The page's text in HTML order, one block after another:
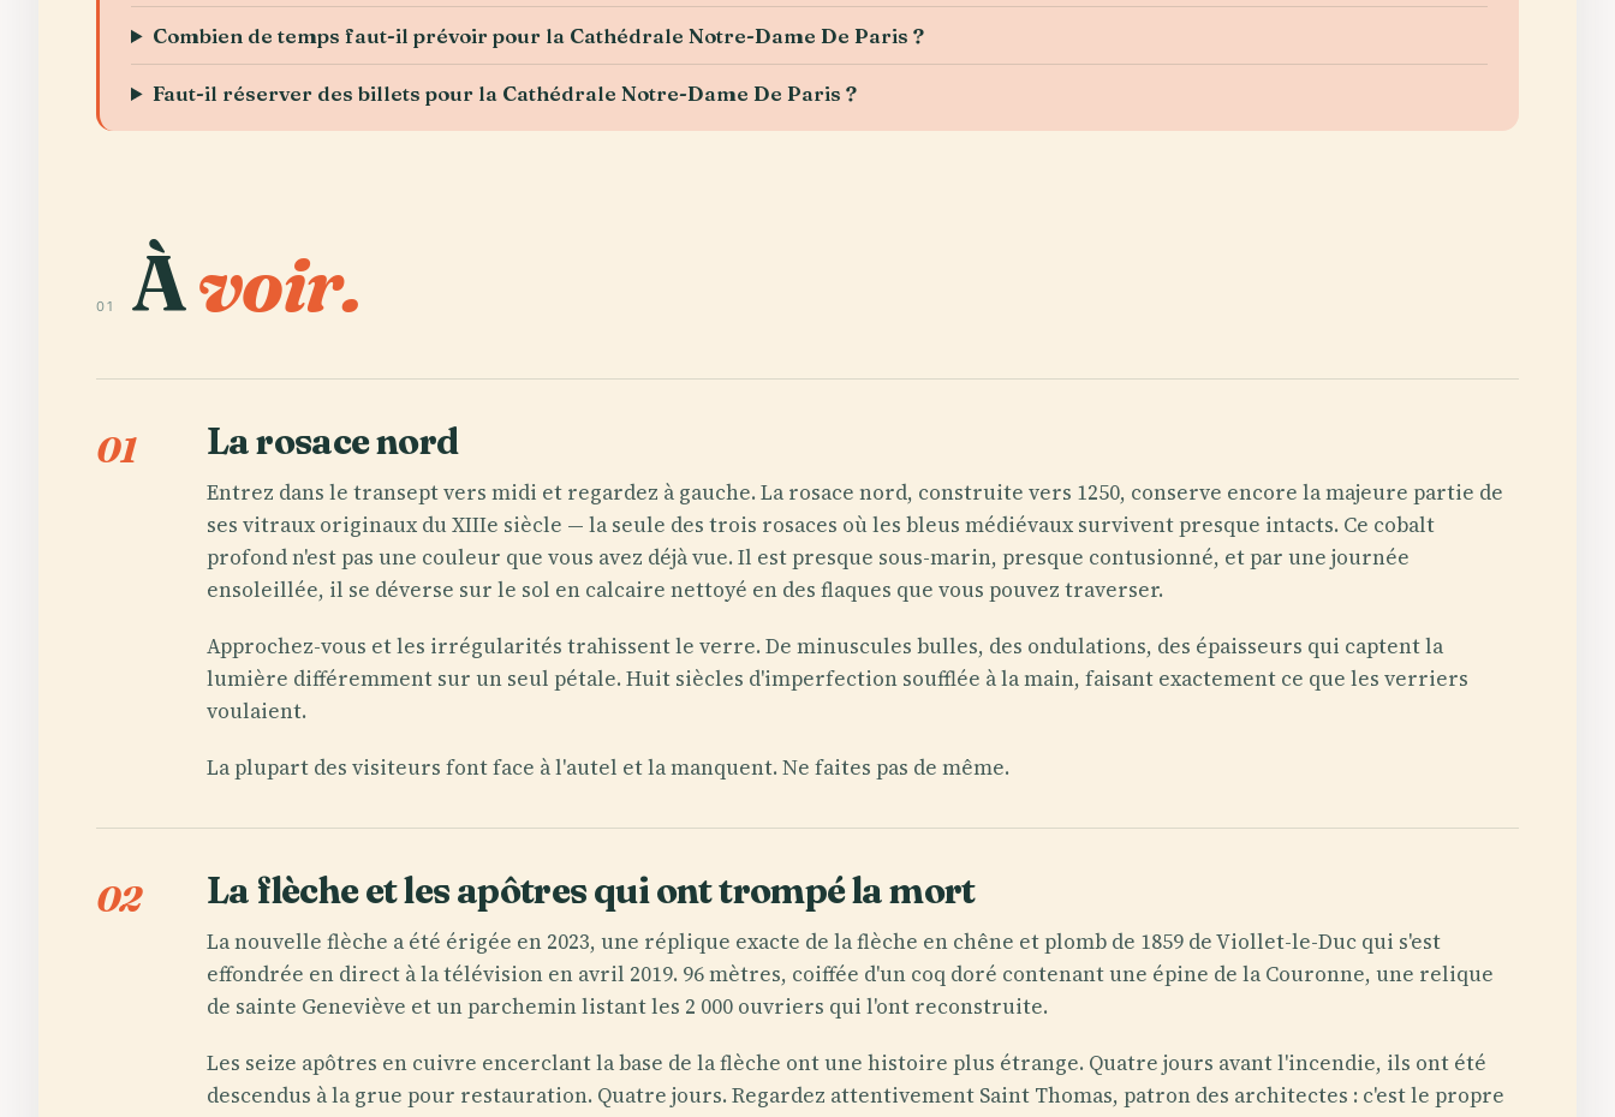
Combien de temps faut-il prévoir pour la Cathédrale Notre-Dame De Paris ?
Faut-il réserver des billets pour la Cathédrale Notre-Dame De Paris ?
01 Àvoir.
01 La rosace nord
Entrez dans le transept vers midi et regardez à gauche. La rosace nord, construite vers 1250, conserve encore la majeure partie de
ses vitraux originaux du XIIIe siècle — la seule des trois rosaces où les bleus médiévaux survivent presque intacts. Ce cobalt
profond n'est pas une couleur que vous avez déjà vue. Il est presque sous-marin, presque contusionné, et par une journée
ensoleillée, il se déverse sur le sol en calcaire nettoyé en des flaques que vous pouvez traverser.
Approchez-vous et les irrégularités trahissent le verre. De minuscules bulles, des ondulations, des épaisseurs qui captent la
lumière différemment sur un seul pétale. Huit siècles d'imperfection soufflée à la main, faisant exactement ce que les verriers
voulaient.
La plupart des visiteurs font face à l'autel et la manquent. Ne faites pas de même.
02 La flèche et les apôtres qui ont trompé la mort
La nouvelle flèche a été érigée en 2023, une réplique exacte de la flèche en chêne et plomb de 1859 de Viollet-le-Duc qui s'est
effondrée en direct à la télévision en avril 2019. 96 mètres, coiffée d'un coq doré contenant une épine de la Couronne, une relique
de sainte Geneviève et un parchemin listant les 2 000 ouvriers qui l'ont reconstruite.
Les seize apôtres en cuivre encerclant la base de la flèche ont une histoire plus étrange. Quatre jours avant l'incendie, ils ont été
descendus à la grue pour restauration. Quatre jours. Regardez attentivement Saint Thomas, patron des architectes : c'est le propre